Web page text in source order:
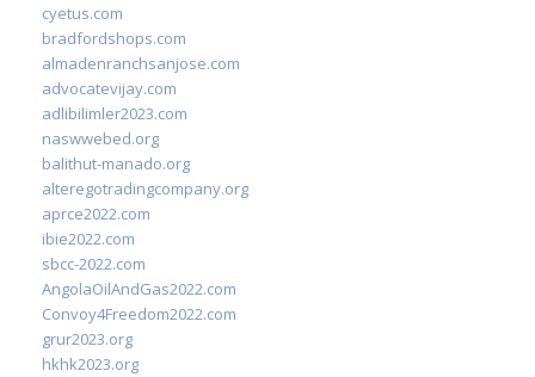
cyetus.com
bradfordshops.com
almadenranchsanjose.com
advocatevijay.com
adlibilimler2023.com
naswwebed.org
balithut-manado.org
alteregotradingcompany.org
aprce2022.com
ibie2022.com
sbcc-2022.com
AngolaOilAndGas2022.com
Convoy4Freedom2022.com
grur2023.org
hkhk2023.org